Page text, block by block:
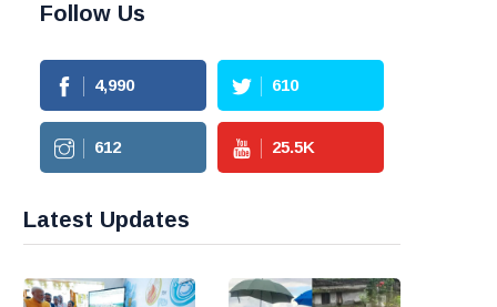
Follow Us
4,990 610
612 25.5K
Latest Updates